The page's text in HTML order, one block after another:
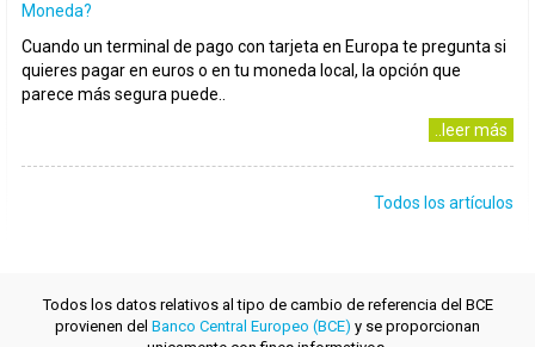
Moneda?
Cuando un terminal de pago con tarjeta en Europa te pregunta si
quieres pagar en euros o en tu moneda local, la opción que
parece más segura puede..
..leer más
Todos los artículos
Todos los datos relativos al tipo de cambio de referencia del BCE
provienen del Banco Central Europeo (BCE) y se proporcionan